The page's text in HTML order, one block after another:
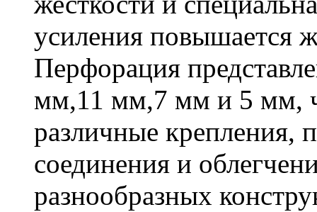
усиления повышается
Перфорация
мм,11 мм,7 мм и 5 мм,
различные
соединения и
разнообразных